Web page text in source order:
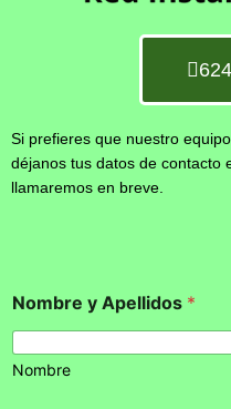
Si prefieres que nuestro
déjanos tus datos de contacto
llamaremos en breve.
Nombre y Apellidos *
Nombre